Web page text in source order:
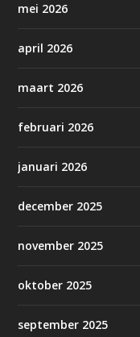
mei 2026
april 2026
maart 2026
februari 2026
januari 2026
december 2025
november 2025
oktober 2025
september 2025